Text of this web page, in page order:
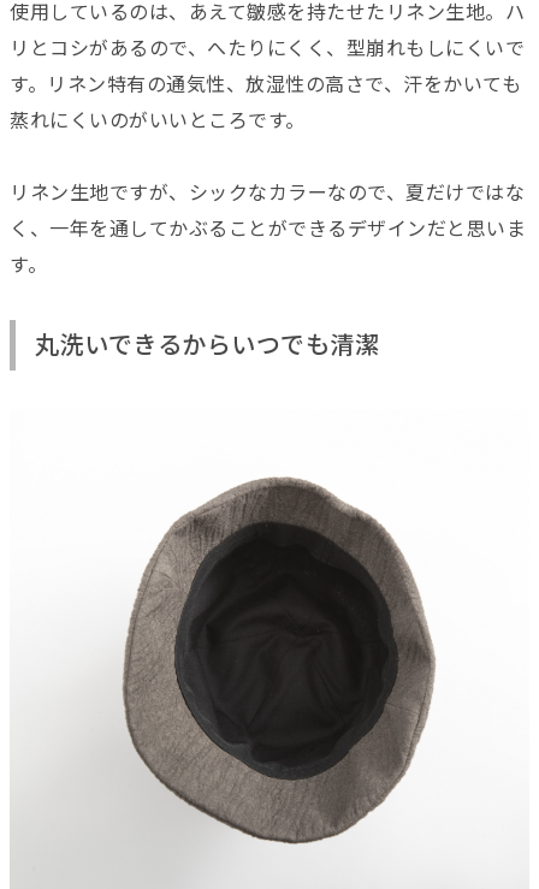
使用しているのは、あえて皺感を持たせたリネン生地。ハ
リとコシがあるので、へたりにくく、型崩れもしにくいで
す。リネン特有の通気性、放湿性の高さで、汗をかいても
蒸れにくいのがいいところです。
リネン生地ですが、シックなカラーなので、夏だけではな
く、一年を通してかぶることができるデザインだと思いま
す。
丸洗いできるからいつでも清潔